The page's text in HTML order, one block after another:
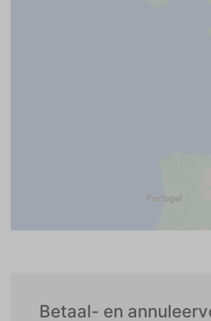
Betaal- en